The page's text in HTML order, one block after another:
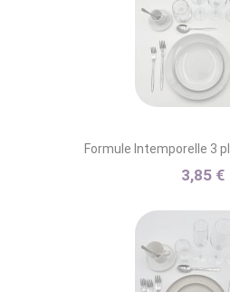
Formule Intemporelle 3
3,85 €